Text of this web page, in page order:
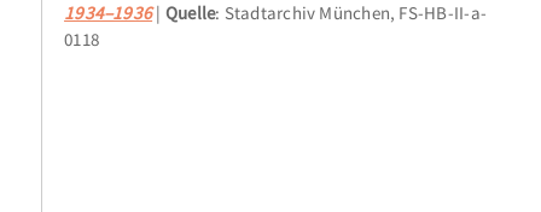
1934–1936 Quelle: Stadtarchiv München, FS-HB-II-a-
0118